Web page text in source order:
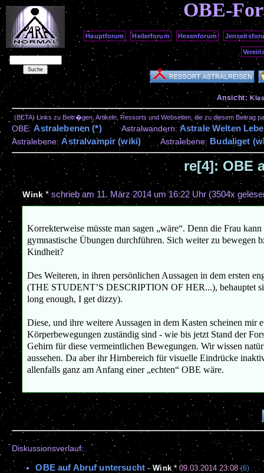
OBE-
Hauptforum Heilerforum Hexenforum
Ansicht:
(BETA) Links zu Beitr�gen, Artikeln, Ressorts und Webseiten, die zu diesem Beitrag
OBE:Astralebenen (*) Astralwandern: Astrale Welten
Astralebene:Astralvampir (wiki) Astralebene: Budaliget
re[4]: OBE
Wink *schrieb am 11. März 2014 um 16:22 Uhr (3504x
Korrekterweise müsste man sagen „wäre“. Denn die Frau
gymnastische Übungen durchführen. Sich weiter zu bewegen
Kindheit?
Des Weiteren, in ihren persönlichen Aussagen in dem ersten
(THE STUDENT’S DESCRIPTION OF HER...), behauptet
long enough, I get dizzy).
Diese, und ihre weitere Aussagen in dem Kasten scheinen
Körperbewegungen zuständig sind - wie bis jetzt Stand der
Gehirn für diese vermeintlichen Bewegungen. Wir wissen
aussehen. Da aber ihr Hirnbereich für visuelle Eindrücke
allenfalls ganz am Anfang einer „echten“ OBE wäre.
Diskussionsverlauf:
OBE auf Abruf untersucht-Wink *09.03.2014 23:08 (6)